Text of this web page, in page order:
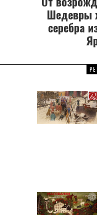
Шедевры
серебра